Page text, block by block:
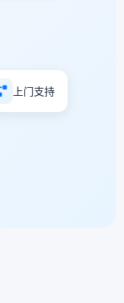
上门支持